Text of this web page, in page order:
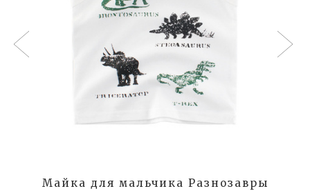
Майка для мальчика Разнозавры